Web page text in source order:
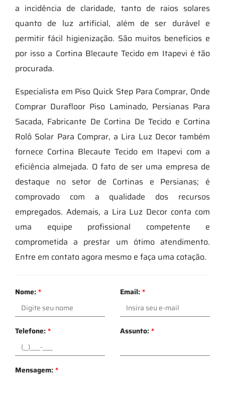
a incidência de claridade, tanto de raios solares
quanto de luz artificial, além de ser durável e
permitir fácil higienização. São muitos benefícios e
por isso a Cortina Blecaute Tecido em Itapevi é tão
procurada.
Especialista em Piso Quick Step Para Comprar, Onde
Comprar Durafloor Piso Laminado, Persianas Para
Sacada, Fabricante De Cortina De Tecido e Cortina
Rolô Solar Para Comprar, a Lira Luz Decor também
fornece Cortina Blecaute Tecido em Itapevi com a
eficiência almejada. O fato de ser uma empresa de
destaque no setor de Cortinas e Persianas; é
comprovado com a qualidade dos recursos
empregados. Ademais, a Lira Luz Decor conta com
uma equipe profissional competente e
comprometida a prestar um ótimo atendimento.
Entre em contato agora mesmo e faça uma cotação.
Nome:* Email:*
Telefone:* Assunto:*
Mensagem:*